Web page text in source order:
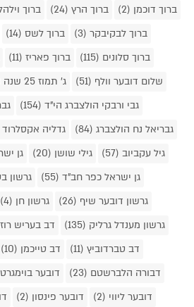
ברוך דוכמן (2)
ברוך הרץ (24) ברוך
ברוך לבקיבקר (3)
ברוך לשס (14)
ברוך סלונים (115)
ברוך פאריז (11)
שלום דובער וולף (51)
ג' תמוז 25 שנה (79)
גבי ורבקי הולצברג הי"ד (154)
גבריאל נח הולצברג (84)
גדליה אקסלרוד
גיל עקביוב (57)
גילי שושן (20)
גן
גן ישראל כפר חב"ד (55)
גרשון
גרשון דובער שיף (26)
גרשון חן (4)
גרשון מענדל גרליק (135)
דב בעריש
דב טברדוביץ (11)
דב טייכמן (10)
דבורה הלברשטם (23)
דובער
דובער ליווי (2)
דובער פינסון (2)